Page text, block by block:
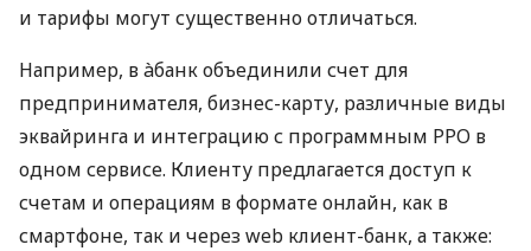
и тарифы могут существенно отличаться.
Например, в àбанк объединили счет для
предпринимателя, бизнес-карту, различные виды
эквайринга и интеграцию с программным РРО в
одном сервисе. Клиенту предлагается доступ к
счетам и операциям в формате онлайн, как в
смартфоне, так и через web клиент-банк, а также: